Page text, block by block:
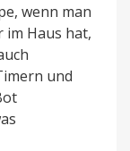
wenn man
im Haus hat,
und